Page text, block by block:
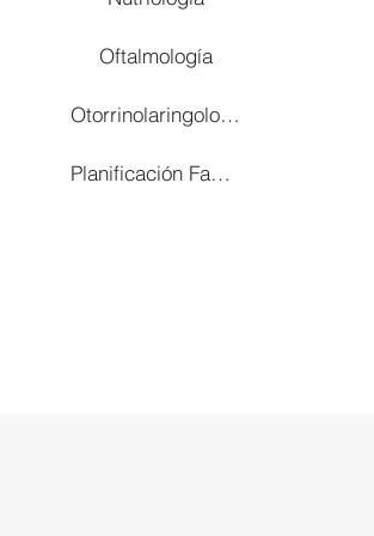
Oftalmología
Otorrinolaringología
Planificación Familiar